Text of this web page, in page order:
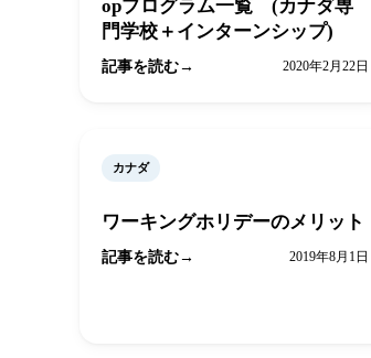
opプログラム一覧 (カナダ専
門学校＋インターンシップ)
記事を読む 2020年2月22日
カナダ
ワーキングホリデーのメリット
記事を読む 2019年8月1日